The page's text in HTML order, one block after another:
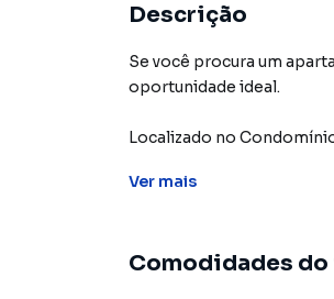
Descrição
Se você procura um
oportunidade ideal.
Localizado no
proporcionar mais
natural e está em
Ver mais
Comodidades